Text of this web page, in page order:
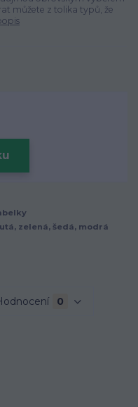
můžete z tolika typů, že
zelená, šedá, modrá
0